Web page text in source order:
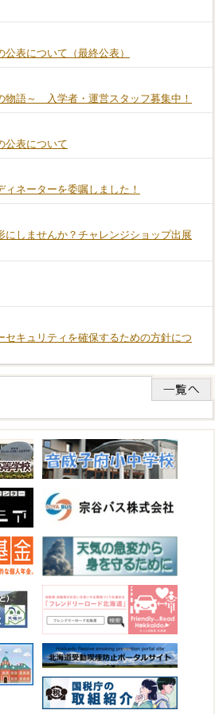
表について（最終公表）
物語～ 入学者・運営スタッフ募集中！
公表について
ネーターを委嘱しました！
にしませんか？チャレンジショップ出展
セキュリティを確保するための方針につ